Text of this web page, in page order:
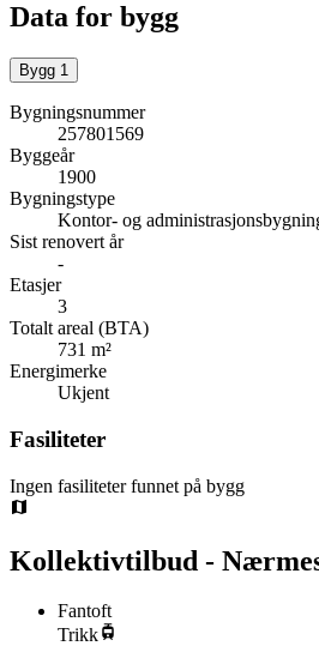
Data for bygg
Bygg 1
Bygningsnummer
257801569
Byggeår
1900
Bygningstype
Kontor- og
Sist renovert år
-
Etasjer
3
Totalt areal (BTA)
731 m²
Energimerke
Ukjent
Fasiliteter
Ingen fasiliteter funnet på bygg
Kollektivtilbud -
Fantoft
Trikk